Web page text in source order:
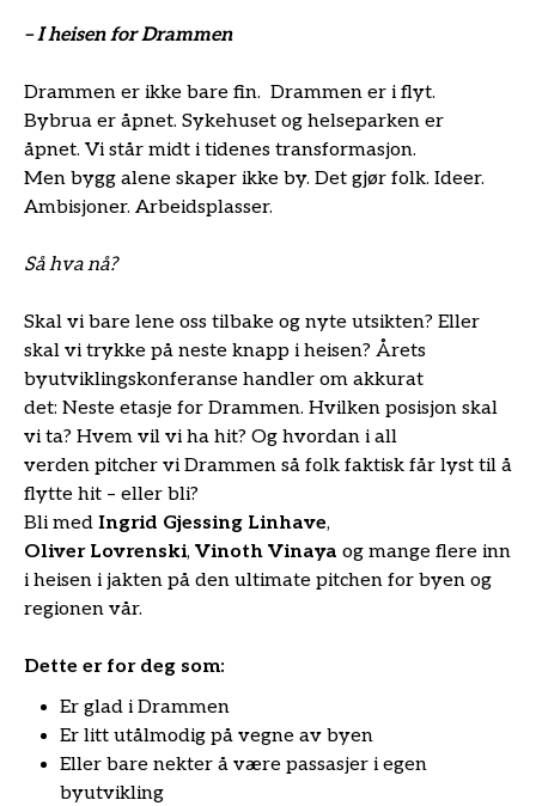
– I heisen for Drammen
Drammen er ikke bare fin. Drammen er i flyt.
Bybrua er åpnet. Sykehuset og helseparken er
åpnet. Vi står midt i tidenes transformasjon.
Men bygg alene skaper ikke by. Det gjør folk. Ideer.
Ambisjoner. Arbeidsplasser.
Så hva nå?
Skal vi bare lene oss tilbake og nyte utsikten? Eller
skal vi trykke på neste knapp i heisen? Årets
byutviklingskonferanse handler om akkurat
det: Neste etasje for Drammen. Hvilken posisjon skal
vi ta? Hvem vil vi ha hit? Og hvordan i all
verden pitcher vi Drammen så folk faktisk får lyst til å
flytte hit – eller bli?
Bli med Ingrid Gjessing Linhave,
Oliver Lovrenski, Vinoth Vinaya og mange flere inn
i heisen i jakten på den ultimate pitchen for byen og
regionen vår.
Dette er for deg som:
Er glad i Drammen
Er litt utålmodig på vegne av byen
Eller bare nekter å være passasjer i egen
byutvikling